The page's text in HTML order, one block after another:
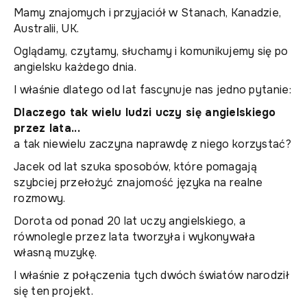
Mamy znajomych i przyjaciół w Stanach, Kanadzie,
Australii, UK.
Oglądamy, czytamy, słuchamy i komunikujemy się po
angielsku każdego dnia.
I właśnie dlatego od lat fascynuje nas jedno pytanie:
Dlaczego tak wielu ludzi uczy się angielskiego
przez lata...
a tak niewielu zaczyna naprawdę z niego korzystać?
Jacek od lat szuka sposobów, które pomagają
szybciej przełożyć znajomość języka na realne
rozmowy.
Dorota od ponad 20 lat uczy angielskiego, a
równolegle przez lata tworzyła i wykonywała
własną muzykę.
I właśnie z połączenia tych dwóch światów narodził
się ten projekt.